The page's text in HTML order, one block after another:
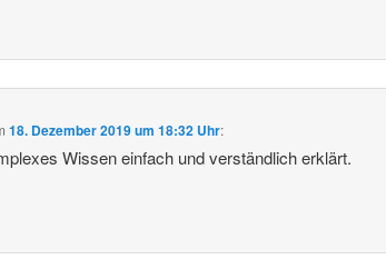
18. Dezember 2019 um 18:32 Uhr:
Wissen einfach und verständlich erklärt.